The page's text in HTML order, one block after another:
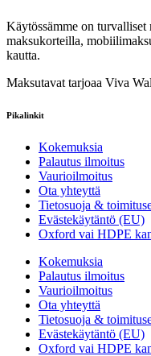
Käytössämme on
maksukorteilla,
kautta.
Maksutavat tarjoaa Viva
Pikalinkit
Kokemuksia
Palautus ilmoitus
Vaurioilmoitus
Ota yhteyttä
Tietosuoja &
Evästekäytäntö (EU)
Oxford vai HDPE
Kokemuksia
Palautus ilmoitus
Vaurioilmoitus
Ota yhteyttä
Tietosuoja &
Evästekäytäntö (EU)
Oxford vai HDPE